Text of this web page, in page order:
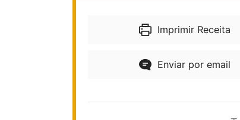
Imprimir Receita
Enviar por email